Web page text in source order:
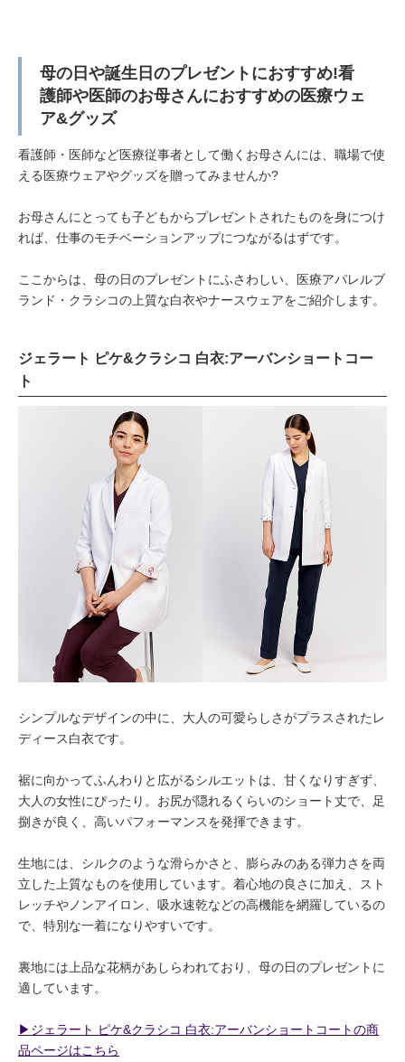
母の日や誕生日のプレゼントにおすすめ!看
護師や医師のお母さんにおすすめの医療ウェ
ア&グッズ
看護師・医師など医療従事者として働くお母さんには、職場で使
える医療ウェアやグッズを贈ってみませんか?
お母さんにとっても子どもからプレゼントされたものを身につけ
れば、仕事のモチベーションアップにつながるはずです。
ここからは、母の日のプレゼントにふさわしい、医療アパレルブ
ランド・クラシコの上質な白衣やナースウェアをご紹介します。
ジェラート ピケ&クラシコ 白衣:アーバンショートコー
ト
シンプルなデザインの中に、大人の可愛らしさがプラスされたレ
ディース白衣です。
裾に向かってふんわりと広がるシルエットは、甘くなりすぎず、
大人の女性にぴったり。お尻が隠れるくらいのショート丈で、足
捌きが良く、高いパフォーマンスを発揮できます。
生地には、シルクのような滑らかさと、膨らみのある弾力さを両
立した上質なものを使用しています。着心地の良さに加え、スト
レッチやノンアイロン、吸水速乾などの高機能を網羅しているの
で、特別な一着になりやすいです。
裏地には上品な花柄があしらわれており、母の日のプレゼントに
適しています。
▶︎ジェラート ピケ&クラシコ 白衣:アーバンショートコートの商
品ページはこちら